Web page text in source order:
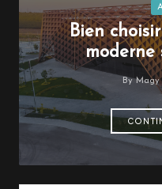
i
s
s
e
in
Bien
moderne
ByMagy